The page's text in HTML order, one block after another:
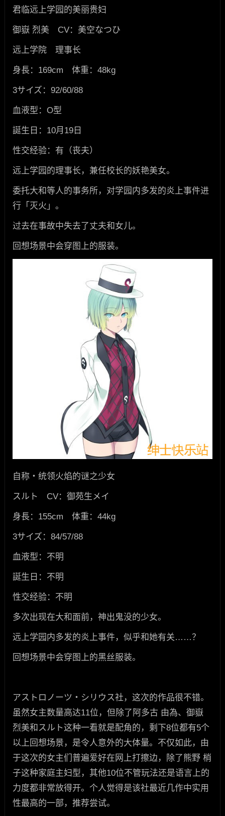
君临远上学园的美丽贵妇
御嶽 烈美 CV：美空なつひ
远上学院 理事长
身長：169cm 体重：48kg
3サイズ：92/60/88
血液型：O型
誕生日：10月19日
性交经验：有（丧夫）
远上学园的理事长，兼任校长的妖艳美女。
委托大和等人的事务所，对学园内多发的炎上事件进
行「灭火」。
过去在事故中失去了丈夫和女儿。
回想场景中会穿图上的服装。
自称・统领火焰的谜之少女
スルト CV：御苑生メイ
身長：155cm 体重：44kg
3サイズ：84/57/88
血液型：不明
誕生日：不明
性交经验：不明
多次出现在大和面前，神出鬼没的少女。
远上学园内多发的炎上事件，似乎和她有关……？
回想场景中会穿图上的黑丝服装。
アストロノーツ・シリウス社，这次的作品很不错。
虽然女主数量高达11位，但除了阿多古 由為、御嶽
烈美和スルト这种一看就是配角的，剩下8位都有5个
以上回想场景，是令人意外的大体量。不仅如此，由
于这次的女主们普遍爱好在网上打擦边，除了熊野 梢
子这种家庭主妇型，其他10位不管玩法还是语言上的
力度都非常放得开。个人觉得是该社最近几作中实用
性最高的一部，推荐尝试。